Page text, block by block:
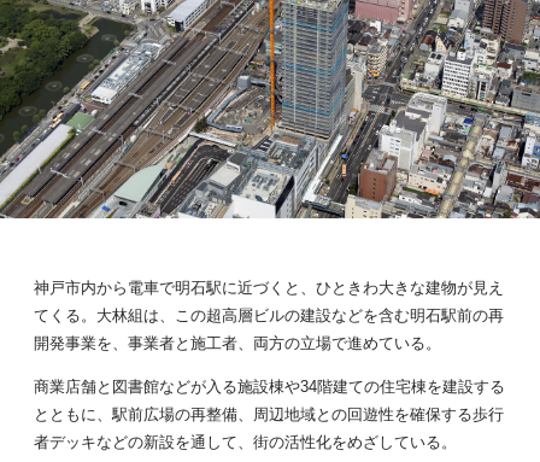
神戸市内から電車で明石駅に近づくと、ひときわ大きな建物が見え
てくる。大林組は、この超高層ビルの建設などを含む明石駅前の再
開発事業を、事業者と施工者、両方の立場で進めている。
商業店舗と図書館などが入る施設棟や34階建ての住宅棟を建設する
とともに、駅前広場の再整備、周辺地域との回遊性を確保する歩行
者デッキなどの新設を通して、街の活性化をめざしている。